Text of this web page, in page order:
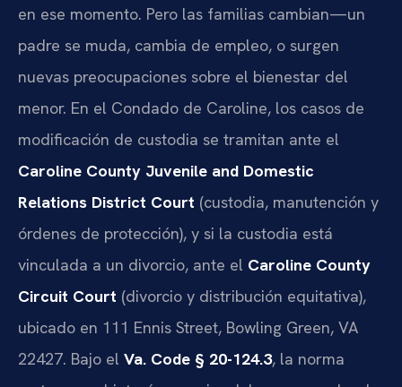
en ese momento. Pero las familias cambian—un
padre se muda, cambia de empleo, o surgen
nuevas preocupaciones sobre el bienestar del
menor. En el Condado de Caroline, los casos de
modificación de custodia se tramitan ante el
Caroline County Juvenile and Domestic
Relations District Court (custodia, manutención y
órdenes de protección), y si la custodia está
vinculada a un divorcio, ante el Caroline County
Circuit Court (divorcio y distribución equitativa),
ubicado en 111 Ennis Street, Bowling Green, VA
22427. Bajo el Va. Code § 20-124.3, la norma